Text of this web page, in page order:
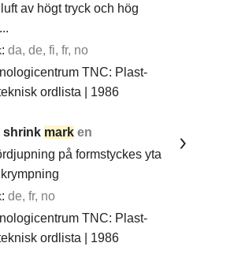
av högt tryck och hög
da, de, fi, fr, no
TNC: Plast-
ordlista | 1986
shrink mark en
på formstyckes yta
de, fr, no
TNC: Plast-
ordlista | 1986